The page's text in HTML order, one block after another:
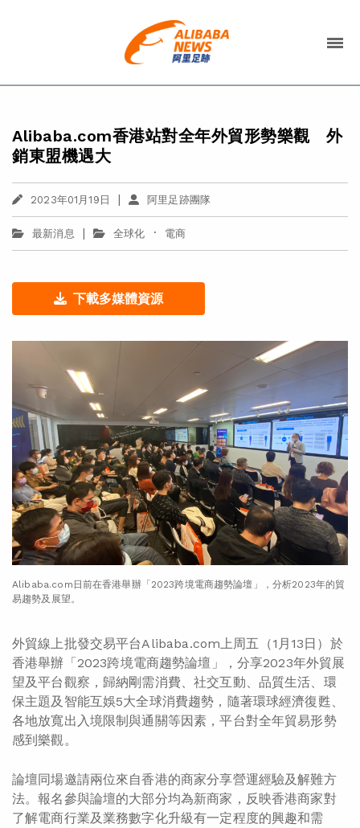
Alibaba.com香港站對全年外貿形勢樂觀 外
銷東盟機遇大
2023年01月19日 | 阿里足跡團隊
最新消息 | 全球化 · 電商
下載多媒體資源
Alibaba.com日前在香港舉辦「2023跨境電商趨勢論壇」，分析2023年的貿
易趨勢及展望。
外貿線上批發交易平台Alibaba.com上周五（1月13日）於
香港舉辦「2023跨境電商趨勢論壇」，分享2023年外貿展
望及平台觀察，歸納剛需消費、社交互動、品質生活、環
保主題及智能互娛5大全球消費趨勢，隨著環球經濟復甦、
各地放寬出入境限制與通關等因素，平台對全年貿易形勢
感到樂觀。
論壇同場邀請兩位來自香港的商家分享營運經驗及解難方
法。報名參與論壇的大部分均為新商家，反映香港商家對
了解電商行業及業務數字化升級有一定程度的興趣和需